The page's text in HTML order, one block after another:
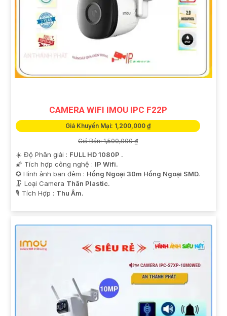
CAMERA WIFI IMOU IPC F22P
Giá Khuyến Mại: 1,200,000 ₫
Giá Bán: 1,500,000 ₫
☀️ Độ Phân giải : FULL HD 1080P .
🌠 Tích hợp công nghệ : IP Wifi.
✪ Hình ảnh ban đêm : Hồng Ngoại 30m Hồng Ngoại SMD.
🗜️ Loại Camera Thân Plastic.
️🎙 Tích Hợp : Thu Âm.